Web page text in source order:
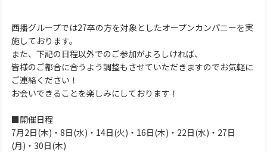
西播グループでは27卒の方を対象としたオープンカンパニーを実
施しております。
また、下記の日程以外でのご参加がよろしければ、
皆様のご都合に合うよう調整もさせていただきますのでお気軽に
ご連絡ください！
お会いできることを楽しみにしております！
■開催日程
7月2日(木)・8日(水)・14日(火)・16日(木)・22日(水)・27日
(月)・30日(木)